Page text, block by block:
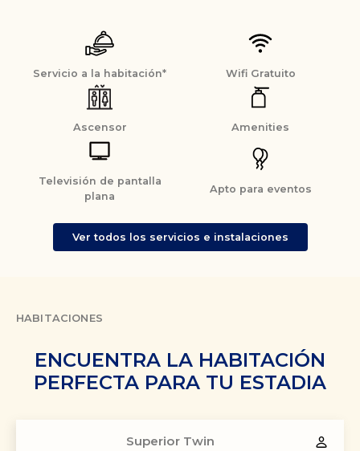
Servicio a la habitación* Wifi Gratuito
Ascensor Amenities
Televisión de pantalla
plana
Apto para eventos
Ver todos los servicios e instalaciones
HABITACIONES
ENCUENTRA LA HABITACIÓN
PERFECTA PARA TU ESTADIA
Superior Twin